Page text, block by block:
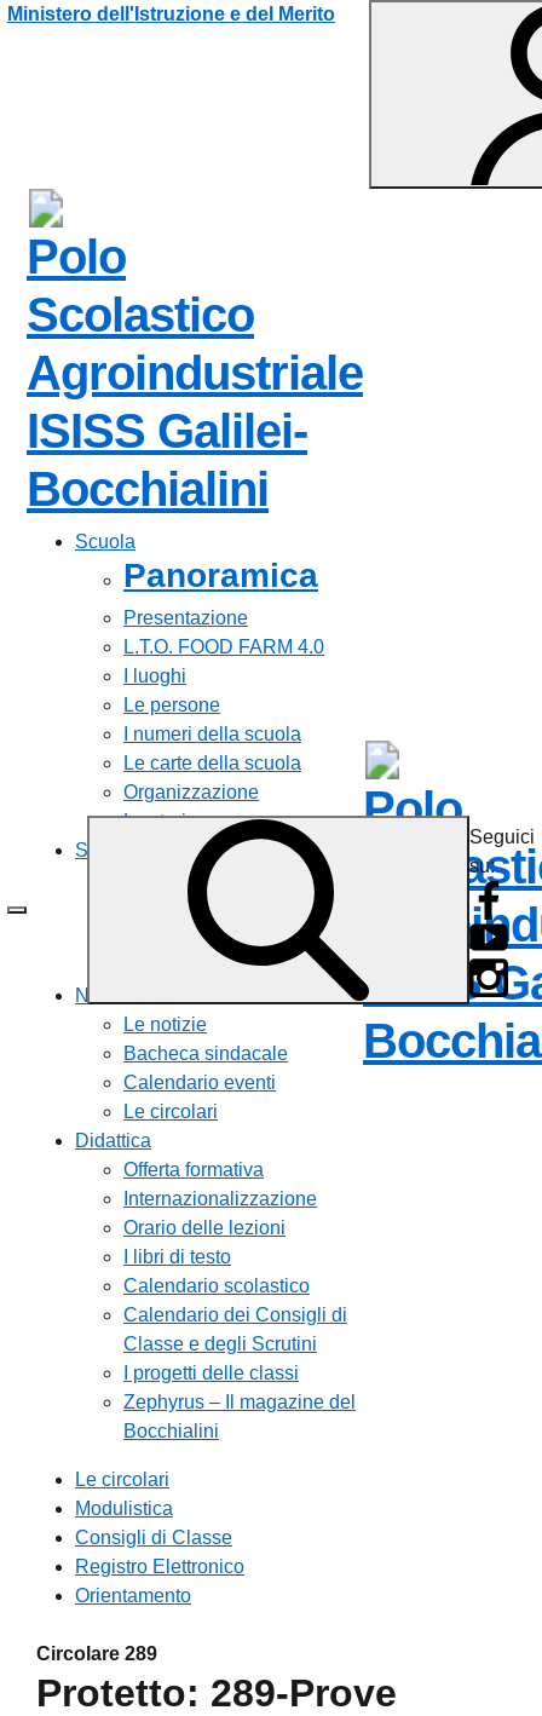
Vai ai contenuti
Vai al menu di navigazione
Vai al footer
Ministero dell'Istruzione e del Merito
Polo
Scolastico
Agroindustriale
ISISS Galilei-
Bocchialini
Scuola
Panoramica
Presentazione
L.T.O. FOOD FARM 4.0
I luoghi
Le persone
I numeri della scuola
Le carte della scuola
Organizzazione
La storia
Servizi
Personale scolastico
Famiglie e studenti
Calendari ad uso interno
Tutti i servizi
Novità
Le notizie
Bacheca sindacale
Calendario eventi
Le circolari
Didattica
Offerta formativa
Internazionalizzazione
Orario delle lezioni
I libri di testo
Calendario scolastico
Calendario dei Consigli di
Classe e degli Scrutini
I progetti delle classi
Zephyrus – Il magazine del
Bocchialini
Le circolari
Modulistica
Consigli di Classe
Registro Elettronico
Orientamento
Polo
ISISS
Seguici
su:
Circolare 289
Protetto: 289-Prove